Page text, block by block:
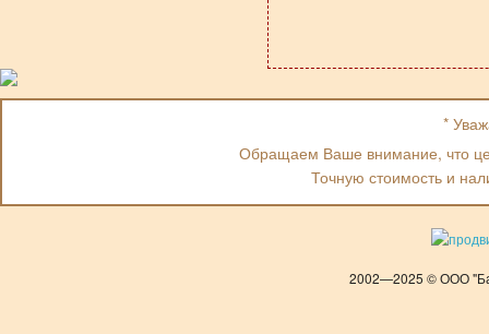
*
Обращаем Ваше внимание, что
Точную стоимость и
2002—2025 © ООО